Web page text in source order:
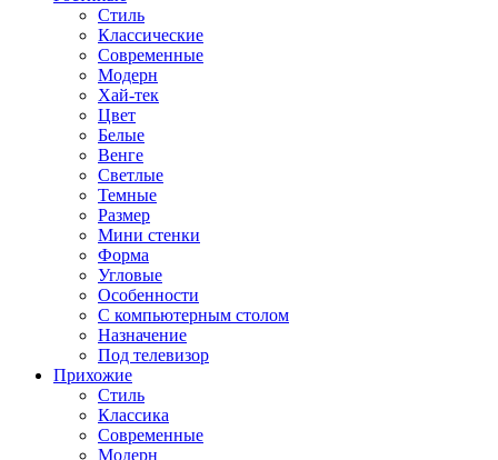
Стиль
Классические
Современные
Модерн
Хай-тек
Цвет
Белые
Венге
Светлые
Темные
Размер
Мини стенки
Форма
Угловые
Особенности
С компьютерным столом
Назначение
Под телевизор
Прихожие
Стиль
Классика
Современные
Модерн